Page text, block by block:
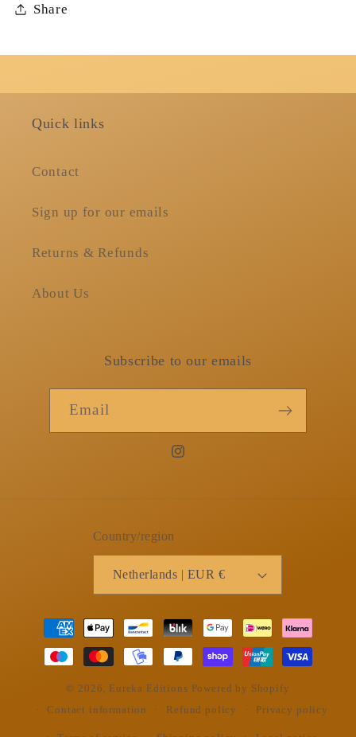
Share
Quick links
Contact
Sign up for our emails
Returns & Refunds
About Us
Subscribe to our emails
Email
Instagram
Country/region
Netherlands | EUR €
Payment
methods
© 2026, Eureka Editions Powered by Shopify
Contact information
Refund policy Privacy policy